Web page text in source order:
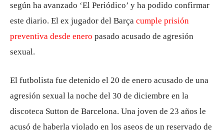
según ha avanzado ‘El Periódico’ y ha podido confirmar
este diario. El ex jugador del Barça cumple prisión
preventiva desde enero pasado acusado de agresión
sexual.
El futbolista fue detenido el 20 de enero acusado de una
agresión sexual la noche del 30 de diciembre en la
discoteca Sutton de Barcelona. Una joven de 23 años le
acusó de haberla violado en los aseos de un reservado de